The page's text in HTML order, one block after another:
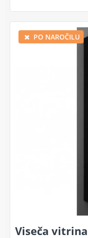
PO NAROČILU
Viseča